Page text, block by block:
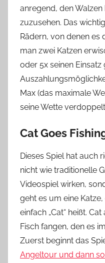
anregend, den Walzen
zuzusehen. Das wic
Rädern, von denen es
man zwei Katzen
oder 5x seinen
Max (das maximale
seine Wette
Cat Goes
Dieses Spiel hat auch
nicht wie traditionelle
Videospiel wirken,
geht es um eine
einfach „Cat“ heißt. Cat
Fisch fangen, den es
Zuerst beginnt das
Angeltour und dann